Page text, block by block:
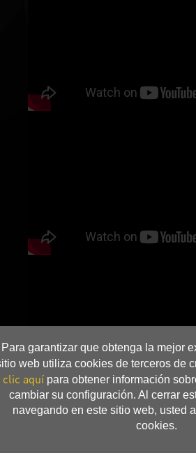
Para garantizar que obtenga la mejor
web utiliza cookies de terceros de
clic aquí para obtener información
cambiar su configuración. Al cerrar
navegando en este sitio web, usted
cookies.